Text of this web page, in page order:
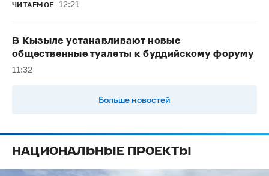
ЧИТАЕМОЕ 12:21
В Кызыле устанавливают новые
общественные туалеты к буддийскому форуму
11:32
Больше новостей
НАЦИОНАЛЬНЫЕ ПРОЕКТЫ